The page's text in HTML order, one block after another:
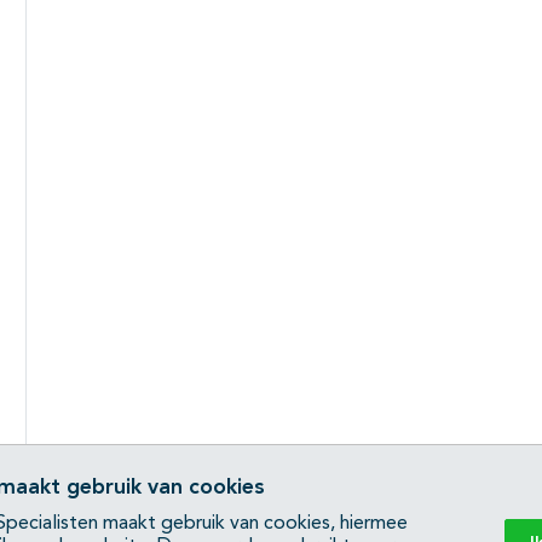
gebruik van cookies
maakt gebruik van cookies, hiermee